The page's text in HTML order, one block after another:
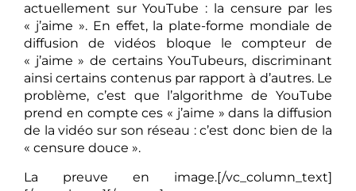
actuellement sur YouTube : la censure par les
« j’aime ». En effet, la plate-forme mondiale de
diffusion de vidéos bloque le compteur de
« j’aime » de certains YouTubeurs, discriminant
ainsi certains contenus par rapport à d’autres. Le
problème, c’est que l’algorithme de YouTube
prend en compte ces « j’aime » dans la diffusion
de la vidéo sur son réseau : c’est donc bien de la
« censure douce ».
La preuve en image.[/vc_column_text]